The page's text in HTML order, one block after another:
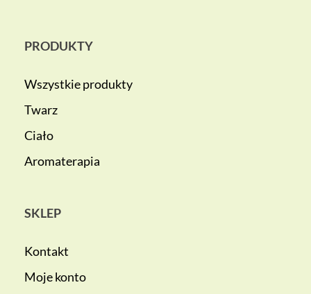
PRODUKTY
Wszystkie produkty
Twarz
Ciało
Aromaterapia
SKLEP
Kontakt
Moje konto